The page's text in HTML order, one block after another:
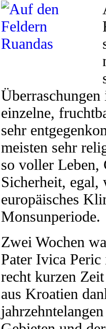
einzelne,
sehr
meisten sehr
so voller Leben,
Sicherheit,
europäisches
Monsunperiode.
Zwei Wochen
Pater Ivica
recht kurzen
aus Kroatien